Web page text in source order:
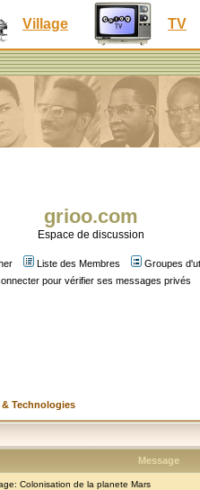
Village TV
grioo.com
Espace de discussion
Liste des Membres Groupes
pour vérifier ses messages privés
& Technologies
Message
Colonisation de la planete Mars